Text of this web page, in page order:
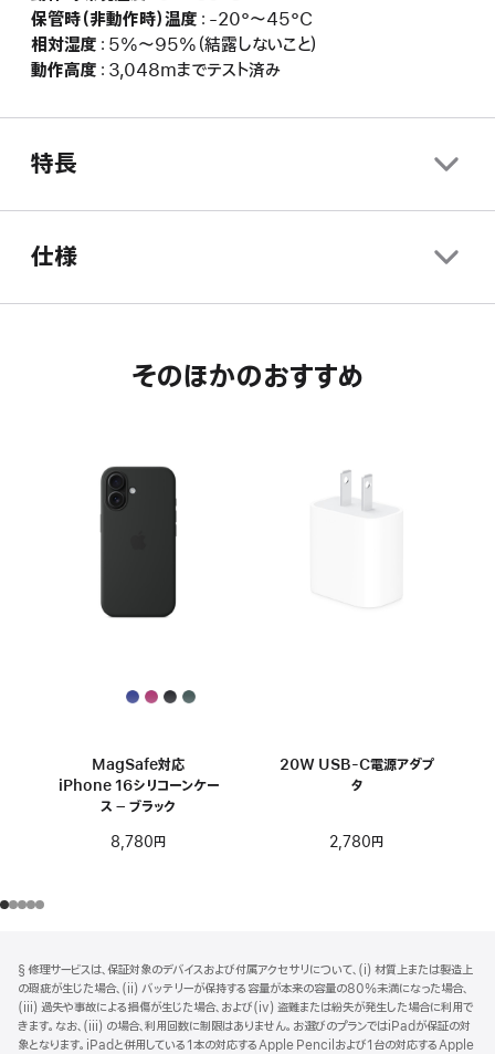
保管時（非動作時）温度 ：-20°〜45°C
相対湿度 ：5%〜95%（結露しないこと）
動作高度 ：3,048mまでテスト済み
特長
仕様
そのほかのおすすめ
MagSafe対応
iPhone 16シリコーンケー
ス – ブラック
8,780円
20W USB-C電源アダプ
タ
2,780円
ッ
タ
ー
注
§ 修理サービスは、保証対象のデバイスおよび付属アクセサリについて、(i) 材質上または製造上
の瑕疵が生じた場合、(ii) バッテリーが保持する容量が本来の容量の80%未満になった場合、
(iii) 過失や事故による損傷が生じた場合、および(iv) 盗難または紛失が発生した場合に利用で
きます。なお、(iii) の場合、利用回数に制限はありません。お選びのプランではiPadが保証の対
象となります。iPadと併用している1本の対応するApple Pencilおよび1台の対応するApple